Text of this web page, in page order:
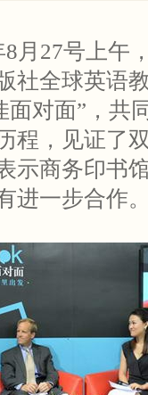
月27号上午
社全球英语
面对面”，共
程，见证了
示商务印书
进一步合作